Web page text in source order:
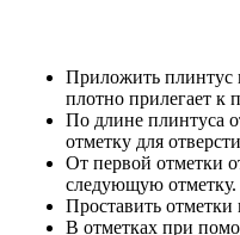
Приложить плинтус
плотно прилегает к
По длине плинтуса
отметку для
От первой отметки
следующую отметку.
Проставить
В отметках при